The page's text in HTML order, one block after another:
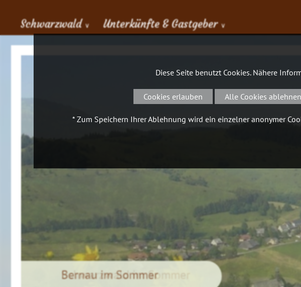
Schwarzwald ∨ Unterkünfte & Gastgeber ∨
Schwarzwald im Sommer
Diese Seite benutzt Cookies. Nähere
Cookies erlauben Alle Cookies ablehnen
* Zum Speichern Ihrer Ablehnung wird ein einzelner anonymer